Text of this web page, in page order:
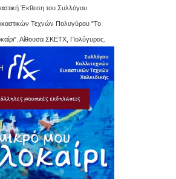
Έκθεση του Συλλόγου
Τεχνών Πολυγύρου "Το
Αίθουσα ΣΚΕΤΧ, Πολύγυρος.